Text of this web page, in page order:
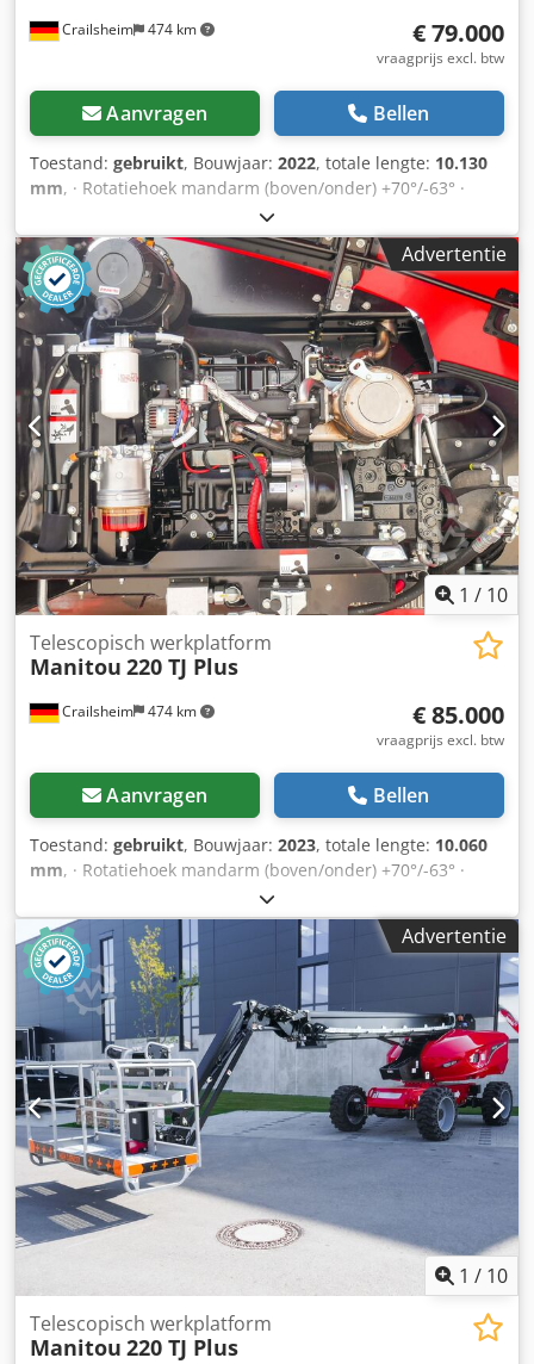
Crailsheim 474 km € 79.000
vraagprijs excl. btw
Aanvragen Bellen
Toestand: gebruikt, Bouwjaar: 2022, totale lengte: 10.130
mm, · Rotatiehoek mandarm (boven/onder) +70°/-63° ·
Rotatie van de bovenbouw 360° · Rotatie werkkorf
(rechts/links) 90°/90° · Binnendraaicirkel 2 m · externe
draaicirkel 4,40 m · Rijsnelheid - transportmodus: 4,90
km/u · Rijsnelheid - werkmodus: 1 km/u Dkedpfszrp Irex
Abyer · Klimvermogen: 40% · Toegestane kanteling in
werkmodus: 4 ° · Gevulkaniseerde massief rubberen
banden · Aandrijfwielen (voor/achter): 2/2 · Stuurwielen
(voor/achter): 2/2 · Geremde wielen/wielen: 2/2 ·
Fabrikant/motormodel: Yanmar - 3TNV88C-DMU ·
Motorstandaard: Stage V · Nominaal vermogen / vermogen
van de verbrandingsmotor: 36,20 pk / 27,50 kW ·
Bodemdruk: 18,20 dan/cm2 · Hydraulische druk: 400 bar ·
Inhoud hydraulische tank: 94 l · Inhoud brandstoftank: 72
liter · Omgevingsgeluid (LwA): < 106 dB
Advertentie
1 / 10
Crailsheim 474 km
Telescopisch werkplatform
Manitou 220 TJ Plus
€ 85.000
vraagprijs excl. btw
Aanvragen Bellen
Toestand: gebruikt, Bouwjaar: 2023, totale lengte: 10.060
mm, · Rotatiehoek mandarm (boven/onder) +70°/-63° ·
Rotatie van de bovenbouw 360° · Rotatie werkkorf
(rechts/links) 90°/90° · Binnendraaicirkel 2 m · externe
draaicirkel 4,40 m · Rijsnelheid - transportmodus: 4,90
km/u · Rijsnelheid - werkmodus: 1 km/u · Klimvermogen:
40% · Toegestane kanteling in werkmodus: 4 ° ·
Gevulkaniseerde massief rubberen banden ·
Aandrijfwielen (voor/achter): 2/2 · Stuurwielen
(voor/achter): 2/2 · Geremde wielen/wielen: 2/2 ·
Fabrikant/motormodel: Yanmar - 3TNV88C-DMU ·
Motorstandaard: Stage V · Nominaal vermogen / vermogen
van de verbrandingsmotor: 36,20 pk / 27,50 kW ·
Bodemdruk: 18,20 dan/cm2 · Hydraulische druk: 400 bar
Dodezrp Ifepfx Abyjkr · Inhoud hydraulische tank: 94 l ·
Inhoud brandstoftank: 72 liter · Omgevingsgeluid (LwA): <
106 dB
Advertentie
1 / 10
Telescopisch werkplatform
Manitou 220 TJ Plus